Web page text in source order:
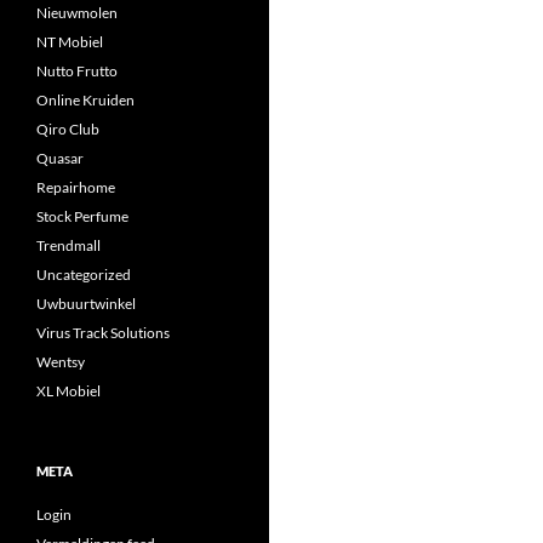
Nieuwmolen
NT Mobiel
Nutto Frutto
Online Kruiden
Qiro Club
Quasar
Repairhome
Stock Perfume
Trendmall
Uncategorized
Uwbuurtwinkel
Virus Track Solutions
Wentsy
XL Mobiel
META
Login